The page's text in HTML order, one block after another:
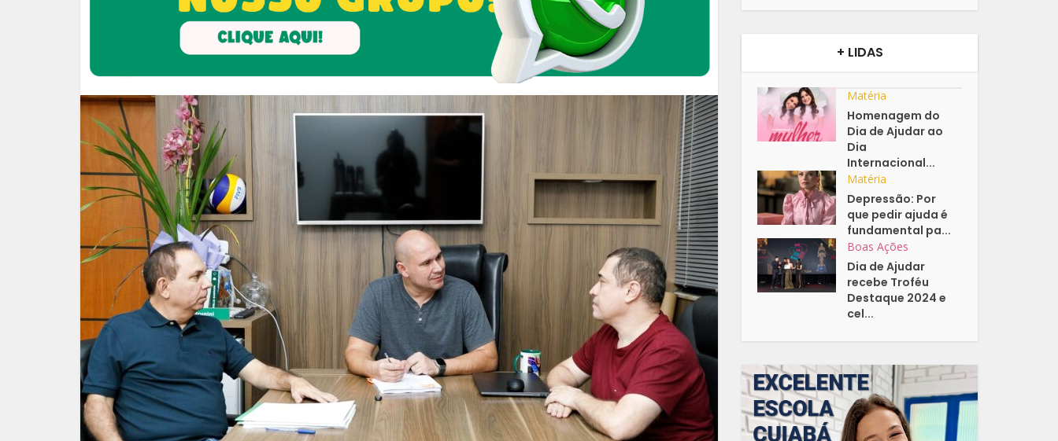
+ LIDAS
Matéria
Homenagem do
Dia de Ajudar ao
Dia
Internacional...
Matéria
Depressão: Por
que pedir ajuda é
fundamental pa...
Boas Ações
Dia de Ajudar
recebe Troféu
Destaque 2024 e
cel...